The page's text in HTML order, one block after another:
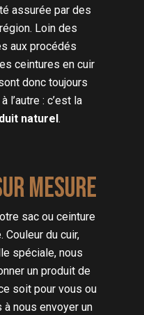
assurée par des
Loin des
aux procédés
ceintures en cuir
donc toujours
l’autre : c’est la
naturel .
mesure
sac ou ceinture
Couleur du cuir,
spéciale, nous
un produit de
soit pour vous ou
nous envoyer un